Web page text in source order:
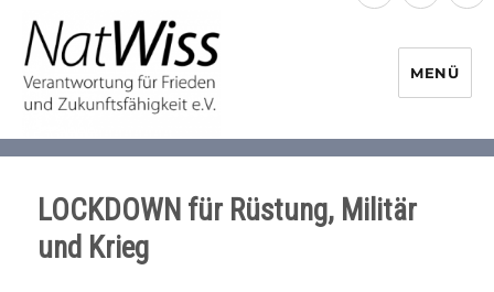
Initiative
MENÜ
LOCKDOWN für Rüstung, Militär
und Krieg